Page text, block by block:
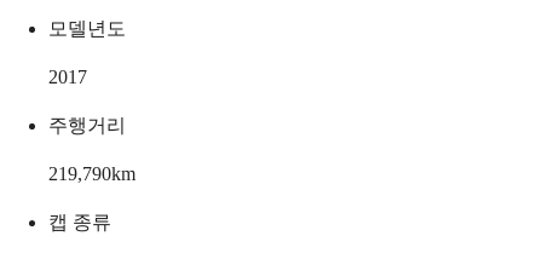
모델년도
2017
주행거리
219,790km
캡 종류